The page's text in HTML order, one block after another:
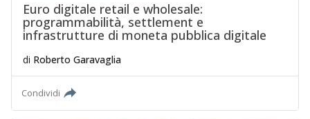
Euro digitale retail e wholesale:
programmabilità, settlement e
infrastrutture di moneta pubblica digitale
di Roberto Garavaglia
Condividi